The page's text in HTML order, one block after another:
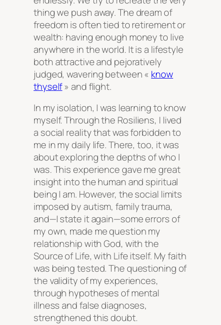
thing we push away. The dream of
freedom is often tied to retirement or
wealth: having enough money to live
anywhere in the world. It is a lifestyle
both attractive and pejoratively
judged, wavering between « know
thyself» and flight.
In my isolation, I was learning to know
myself. Through the Rosiliens, I lived
a social reality that was forbidden to
me in my daily life. There, too, it was
about exploring the depths of who I
was. This experience gave me great
insight into the human and spiritual
being I am. However, the social limits
imposed by autism, family trauma,
and—I state it again—some errors of
my own, made me question my
relationship with God, with the
Source of Life, with Life itself. My faith
was being tested. The questioning of
the validity of my experiences,
through hypotheses of mental
illness and false diagnoses,
strengthened this doubt.